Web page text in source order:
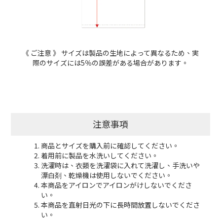
《 ご注意 》 サイズは製品の生地によって異なるため、実
際のサイズには5％の誤差がある場合があります。
注意事項
商品とサイズを購入前に確認してください。
着用前に製品を水洗いしてください。
洗濯時は、衣類を洗濯袋に入れて洗濯し、手洗いや
漂白剤、乾燥機は使用しないでください。
本商品をアイロンでアイロンがけしないでくださ
い。
本商品を直射日光の下に長時間放置しないでくださ
い。